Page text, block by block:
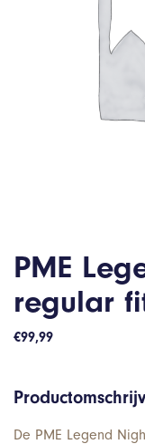
PME
regular
€99,99
De PME Legend